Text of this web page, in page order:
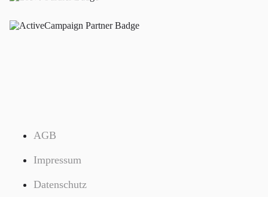
AGB
Impressum
Datenschutz